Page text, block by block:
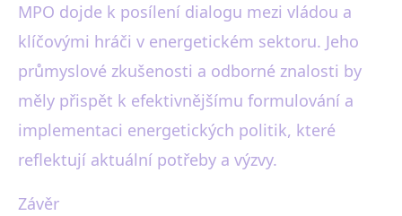
MPO dojde k posílení dialogu mezi vládou a
klíčovými hráči v energetickém sektoru. Jeho
průmyslové zkušenosti a odborné znalosti by
měly přispět k efektivnějšímu formulování a
implementaci energetických politik, které
reflektují aktuální potřeby a výzvy.
Závěr